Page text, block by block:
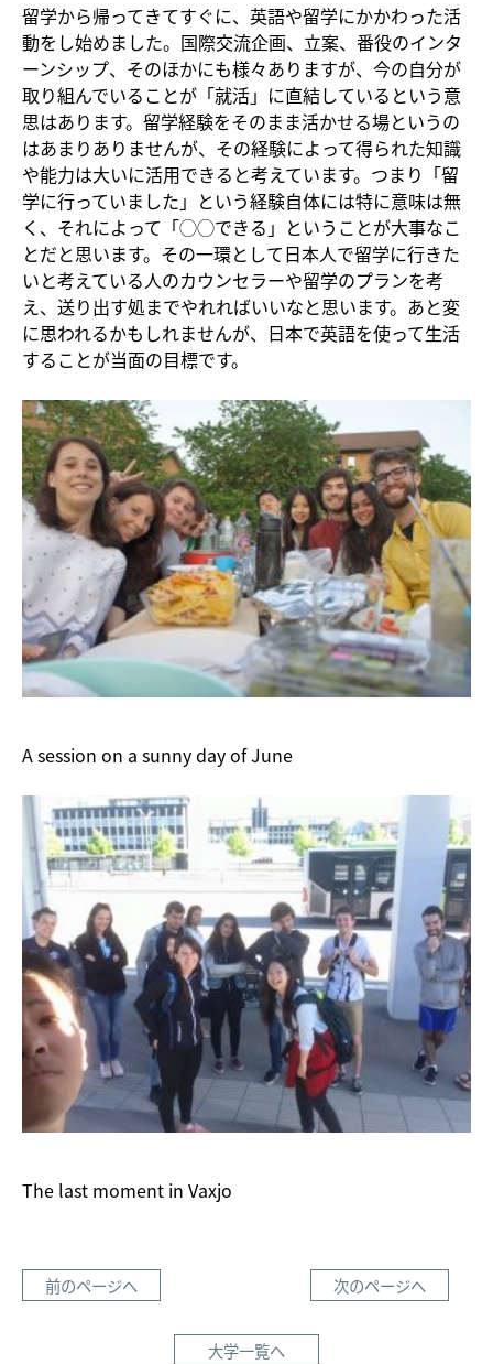
留学から帰ってきてすぐに、英語や留学にかかわった活
動をし始めました。国際交流企画、立案、番役のインタ
ーンシップ、そのほかにも様々ありますが、今の自分が
取り組んでいることが「就活」に直結しているという意
思はあります。留学経験をそのまま活かせる場というの
はあまりありませんが、その経験によって得られた知識
や能力は大いに活用できると考えています。つまり「留
学に行っていました」という経験自体には特に意味は無
く、それによって「◯◯できる」ということが大事なこ
とだと思います。その一環として日本人で留学に行きた
いと考えている人のカウンセラーや留学のプランを考
え、送り出す処までやれればいいなと思います。あと変
に思われるかもしれませんが、日本で英語を使って生活
することが当面の目標です。
A session on a sunny day of June
The last moment in Vaxjo
前のページへ 次のページへ
大学一覧へ